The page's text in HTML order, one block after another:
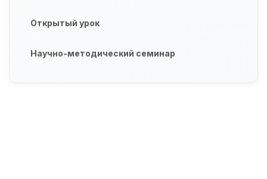
Открытый урок
Научно-методический семинар